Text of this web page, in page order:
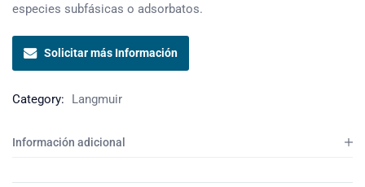
especies subfásicas o adsorbatos.
Solicitar más Información
Category: Langmuir
Información adicional